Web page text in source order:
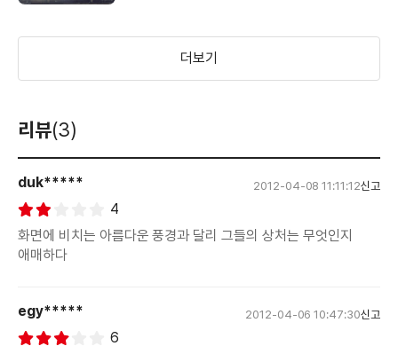
더보기
리뷰(3)
duk***** 2012-04-08 11:11:12신고
4
화면에 비치는 아름다운 풍경과 달리 그들의 상처는 무엇인지
애매하다
egy***** 2012-04-06 10:47:30신고
6